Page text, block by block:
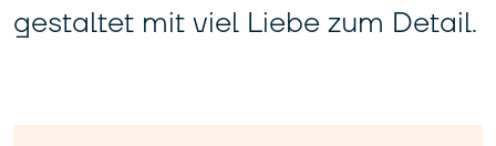
gestaltet mit viel Liebe zum Detail.